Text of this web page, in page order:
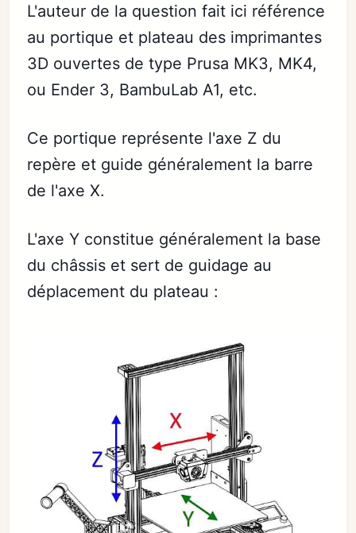
L'auteur de la question fait ici référence
au portique et plateau des imprimantes
3D ouvertes de type Prusa MK3, MK4,
ou Ender 3, BambuLab A1, etc.
Ce portique représente l'axe Z du
repère et guide généralement la barre
de l'axe X.
L'axe Y constitue généralement la base
du châssis et sert de guidage au
déplacement du plateau :